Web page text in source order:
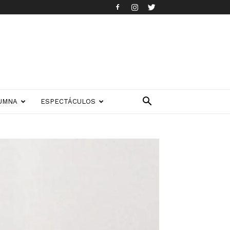
ESPECTÁCULOS